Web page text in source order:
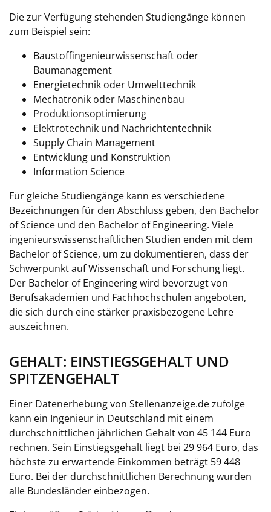
Die zur Verfügung stehenden Studiengänge können
zum Beispiel sein:
Baustoffingenieurwissenschaft oder
Baumanagement
Energietechnik oder Umwelttechnik
Mechatronik oder Maschinenbau
Produktionsoptimierung
Elektrotechnik und Nachrichtentechnik
Supply Chain Management
Entwicklung und Konstruktion
Information Science
Für gleiche Studiengänge kann es verschiedene
Bezeichnungen für den Abschluss geben, den Bachelor
of Science und den Bachelor of Engineering. Viele
ingenieurswissenschaftlichen Studien enden mit dem
Bachelor of Science, um zu dokumentieren, dass der
Schwerpunkt auf Wissenschaft und Forschung liegt.
Der Bachelor of Engineering wird bevorzugt von
Berufsakademien und Fachhochschulen angeboten,
die sich durch eine stärker praxisbezogene Lehre
auszeichnen.
GEHALT: EINSTIEGSGEHALT UND
SPITZENGEHALT
Einer Datenerhebung von Stellenanzeige.de zufolge
kann ein Ingenieur in Deutschland mit einem
durchschnittlichen jährlichen Gehalt von 45 144 Euro
rechnen. Sein Einstiegsgehalt liegt bei 29 964 Euro, das
höchste zu erwartende Einkommen beträgt 59 448
Euro. Bei der durchschnittlichen Berechnung wurden
alle Bundesländer einbezogen.